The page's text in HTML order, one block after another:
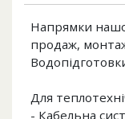
Напрямки
продаж,
Для
- Кабельна